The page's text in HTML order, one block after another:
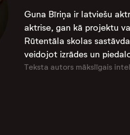
Guna Bīriņa ir latviešu
aktrise, gan kā projektu
Rūtentāla skolas
veidojot izrādes un
Teksta autors mākslīgais